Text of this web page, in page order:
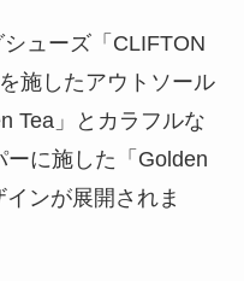
ューズ「CLIFTON
施したアウトソール
Tea」とカラフルな
ーに施した「Golden
ンが展開されま